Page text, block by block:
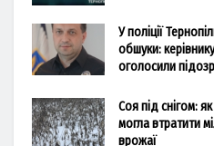
У поліції
обшуки:
оголосили
Соя під снігом:
могла втратити
врожаї